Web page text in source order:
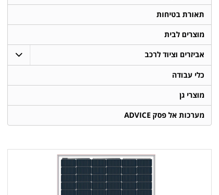
תאורת בטיחות
מוצרים לבית
אביזרים וציוד לרכב
כלי עבודה
מוצרי גן
מערכות אל פסק ADVICE